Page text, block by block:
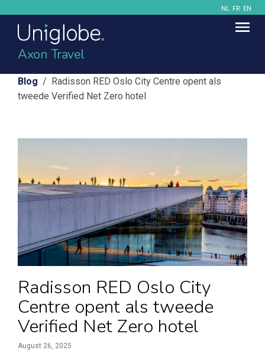
NL FR EN
Axon Travel
Blog / Radisson RED Oslo City Centre opent als
tweede Verified Net Zero hotel
Radisson RED Oslo City
Centre opent als tweede
Verified Net Zero hotel
August 26, 2025